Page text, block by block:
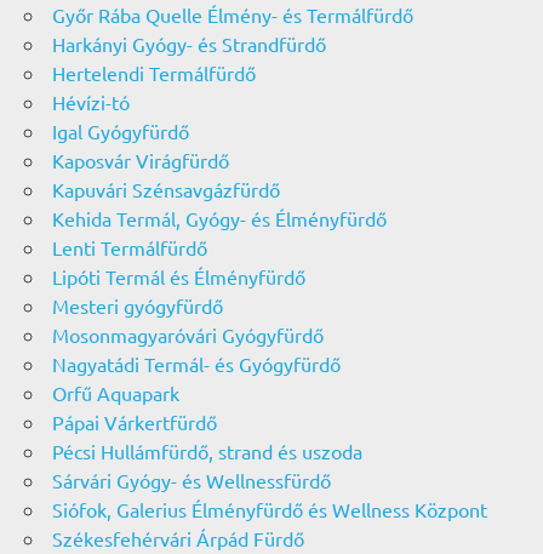
Győr Rába Quelle Élmény- és Termálfürdő
Harkányi Gyógy- és Strandfürdő
Hertelendi Termálfürdő
Hévízi-tó
Igal Gyógyfürdő
Kaposvár Virágfürdő
Kapuvári Szénsavgázfürdő
Kehida Termál, Gyógy- és Élményfürdő
Lenti Termálfürdő
Lipóti Termál és Élményfürdő
Mesteri gyógyfürdő
Mosonmagyaróvári Gyógyfürdő
Nagyatádi Termál- és Gyógyfürdő
Orfű Aquapark
Pápai Várkertfürdő
Pécsi Hullámfürdő, strand és uszoda
Sárvári Gyógy- és Wellnessfürdő
Siófok, Galerius Élményfürdő és Wellness Központ
Székesfehérvári Árpád Fürdő